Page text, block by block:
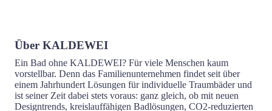
Über KALDEWEI
Ein Bad ohne KALDEWEI? Für viele Menschen kaum
vorstellbar. Denn das Familienunternehmen findet seit über
einem Jahrhundert Lösungen für individuelle Traumbäder und
ist seiner Zeit dabei stets voraus: ganz gleich, ob mit neuen
Designtrends, kreislauffähigen Badlösungen, CO2-reduzierten